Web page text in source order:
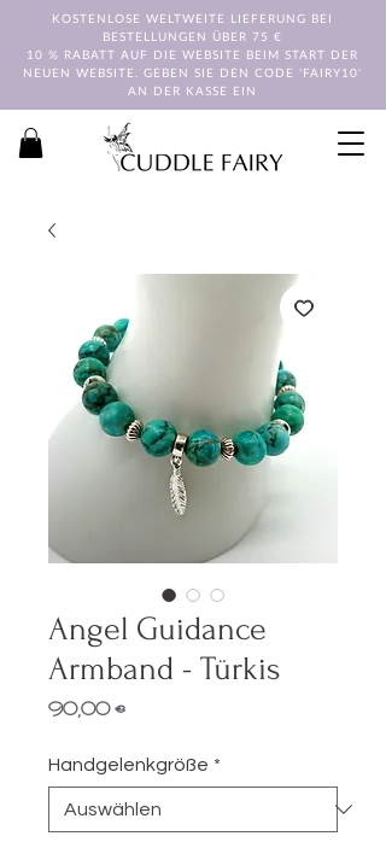
KOSTENLOSE WELTWEITE LIEFERUNG BEI
BESTELLUNGEN ÜBER 75 €
10 % RABATT AUF DIE WEBSITE BEIM START DER
NEUEN WEBSITE. GEBEN SIE DEN CODE 'FAIRY10'
AN DER KASSE EIN
Angel Guidance
Armband - Türkis
90,00 €Preis
Handgelenkgröße *